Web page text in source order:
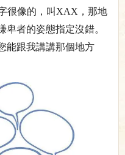
很像的，叫XAX，那地
卑者的姿態指定沒錯。
能跟我講講那個地方